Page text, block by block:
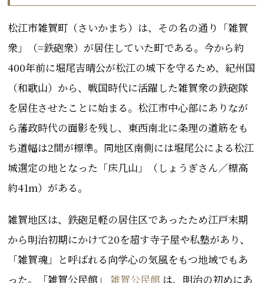
松江市雑賀町（さいかまち）は、その名の通り「雑賀
衆」（=鉄砲衆）が居住していた町である。今から約
400年前に堀尾吉晴公が松江の城下を守るため、紀州国
（和歌山）から、戦国時代に活躍した雑賀衆の鉄砲隊
を居住させたことに始まる。松江市中心部にありなが
ら藩政時代の面影を残し、東西南北に条理の道筋をも
ち道幅は2間が標準。同地区南側には堀尾公による松江
城選定の地となった「床几山」（しょうぎさん／標高
約41m）がある。
雑賀地区は、鉄砲足軽の居住区であったため江戸末期
から明治初期にかけて20を超す寺子屋や私塾があり、
「雑賀魂」と呼ばれる向学心の気風をもつ地域でもあ
った。「雑賀公民館」雑賀公民館 は、明治の初めにあ